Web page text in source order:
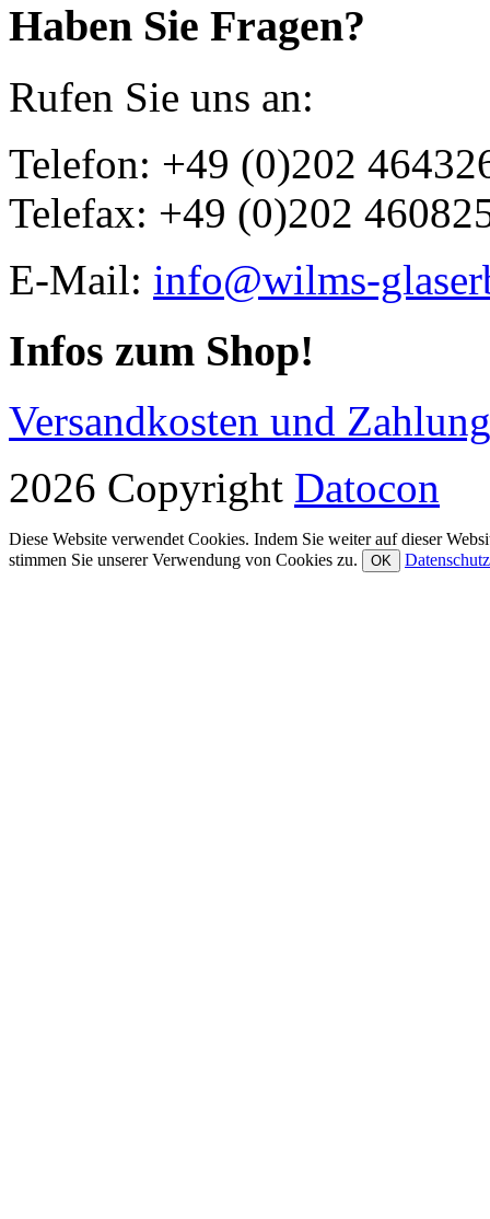
Haben Sie Fragen?
Rufen Sie uns an:
Telefon: +49 (0)202
Telefax: +49 (0)202
E-Mail: info@wilms-
Infos zum Shop!
Versandkosten und
2026 Copyright Datocon
Diese Website verwendet Cookies. Indem Sie weiter auf dieser
stimmen Sie unserer Verwendung von Cookies zu.
OK